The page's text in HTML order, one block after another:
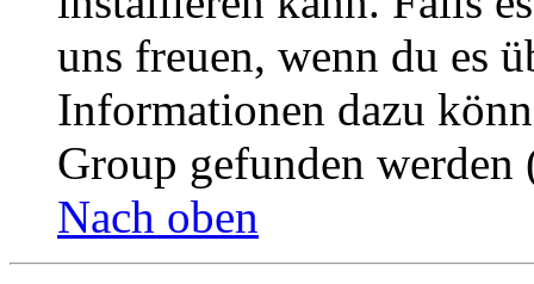
uns freuen, wenn du es
Informationen dazu
Group gefunden
Nach oben